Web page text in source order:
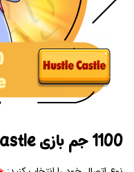
1100 جم بازی Hustle Castle